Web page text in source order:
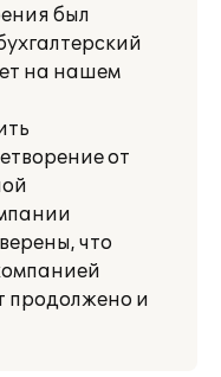
был
на нашем
от
что
продолжено и